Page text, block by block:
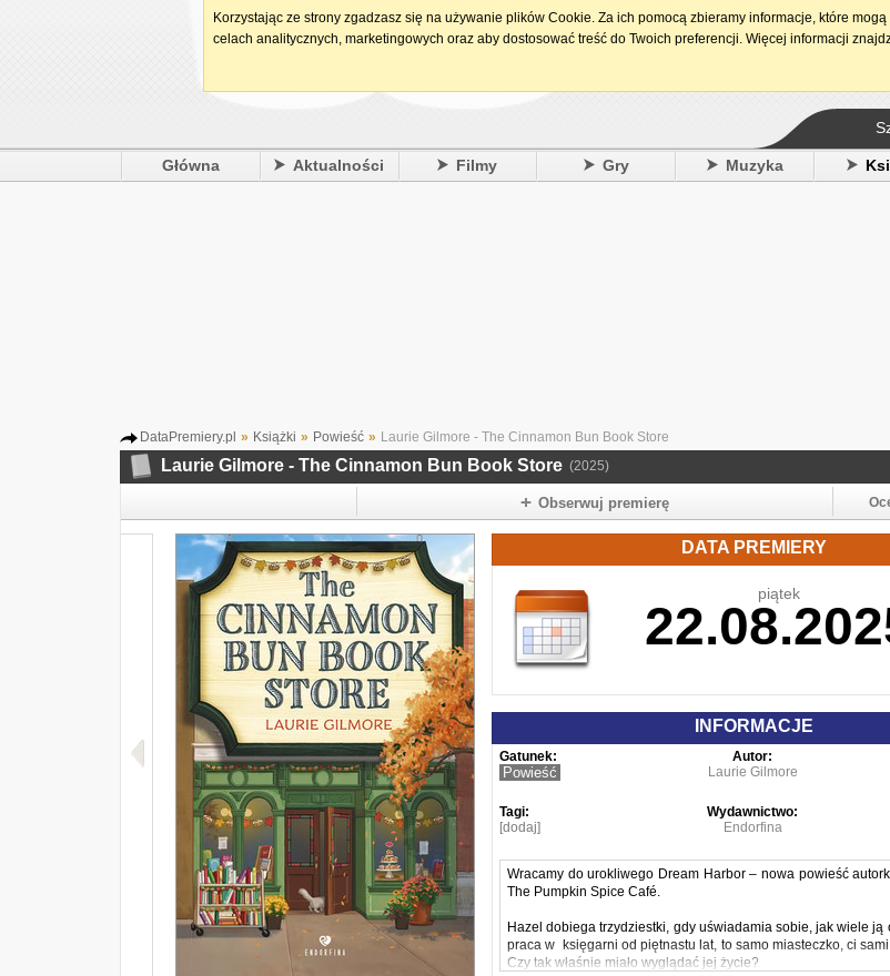
15.
Główna Aktualności Filmy Gry Muzyka
DataPremiery.pl » Książki » Powieść » Laurie Gilmore - The Cinnamon Bun Book Store
Laurie Gilmore - The Cinnamon Bun Book Store (2025)
Obserwuj premierę
DATA PREMIERY
piątek
INFORMACJE
Gatunek:
Powieść
Autor:
Laurie Gilmore
Tagi:
[dodaj]
Wydawnictwo:
Endorfina
Wracamy do urokliwego Dream Harbor – nowa powieść
The Pumpkin Spice Café.
Hazel dobiega trzydziestki, gdy uświadamia sobie, jak wiele ją
praca w księgarni od piętnastu lat, to samo miasteczko, ci
Czy tak właśnie miało wyglądać jej życie?
Korzystając ze strony zgadzasz się na używanie plików Cookie. Za ich pomocą zbieramy informacje, które
celach analitycznych, marketingowych oraz aby dostosować treść do Twoich preferencji. Więcej informacji